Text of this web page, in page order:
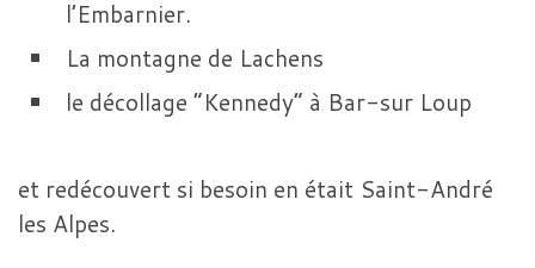
l’Embarnier.
La montagne de Lachens
le décollage “Kennedy” à Bar-sur Loup
et redécouvert si besoin en était Saint-André
les Alpes.